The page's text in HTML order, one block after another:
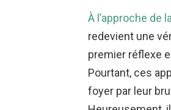
À l’approche de
redevient une
premier réflexe
Pourtant, ces
foyer par leur